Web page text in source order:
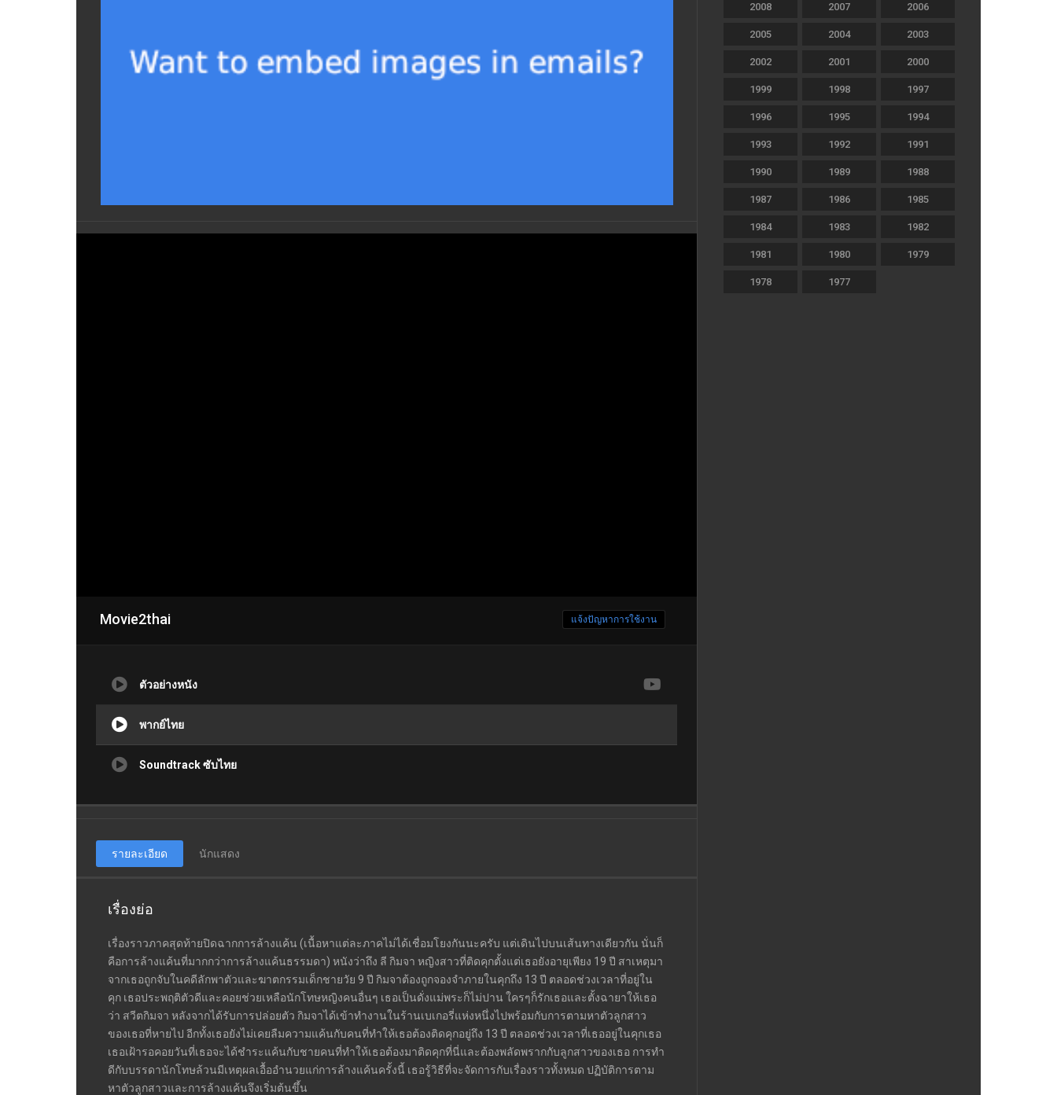
Movie2thai แจ้งปัญหาการใช้งาน
ตัวอย่างหนัง
พากย์ไทย
Soundtrack ซับไทย
รายละเอียด นักแสดง
เรื่องย่อ
เรื่องราวภาคสุดท้ายปิดฉากการล้างแค้น (เนื้อหาแต่ละภาคไม่ได้เชื่อมโยงกันนะครับ แต่เดินไปบนเส้นทางเดียวกัน นั่นก็
คือการล้างแค้นที่มากกว่าการล้างแค้นธรรมดา) หนังว่าถึง ลี กิมจา หญิงสาวที่ติดคุกตั้งแต่เธอยังอายุเพียง 19 ปี สาเหตุมา
จากเธอถูกจับในคดีลักพาตัวและฆาตกรรมเด็กชายวัย 9 ปี กิมจาต้องถูกจองจำภายในคุกถึง 13 ปี ตลอดช่วงเวลาที่อยู่ใน
คุก เธอประพฤติตัวดีและคอยช่วยเหลือนักโทษหญิงคนอื่นๆ เธอเป็นดั่งแม่พระก็ไม่ปาน ใครๆก็รักเธอและตั้งฉายาให้เธอ
ว่า สวีตกิมจา หลังจากได้รับการปล่อยตัว กิมจาได้เข้าทำงานในร้านเบเกอรี่แห่งหนึ่งไปพร้อมกับการตามหาตัวลูกสาว
ของเธอที่หายไป อีกทั้งเธอยังไม่เคยลืมความแค้นกับคนที่ทำให้เธอต้องติดคุกอยู่ถึง 13 ปี ตลอดช่วงเวลาที่เธออยู่ในคุกเธอ
เธอเฝ้ารอคอยวันที่เธอจะได้ชำระแค้นกับชายคนที่ทำให้เธอต้องมาติดคุกที่นี่และต้องพลัดพรากกับลูกสาวของเธอ การทำ
ดีกับบรรดานักโทษล้วนมีเหตุผลเอื้ออำนวยแก่การล้างแค้นครั้งนี้ เธอรู้วิธีที่จะจัดการกับเรื่องราวทั้งหมด ปฏิบัติการตาม
หาตัวลูกสาวและการล้างแค้นจึงเริ่มต้นขึ้น
2008 2007 2006
2005 2004 2003
2002 2001 2000
1999 1998 1997
1996 1995 1994
1993 1992 1991
1990 1989 1988
1987 1986 1985
1984 1983 1982
1981 1980 1979
1978 1977